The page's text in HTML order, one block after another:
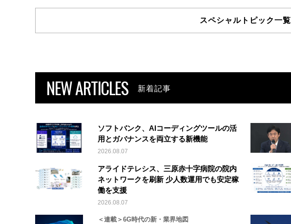
スペシャルトピック一覧
NEW ARTICLES 新着記事
ソフトバンク、AIコーディングツールの活
用とガバナンスを両立する新機能
2026.08.07
アライドテレシス、三原赤十字病院の院内
ネットワークを刷新 少人数運用でも安定稼
働を支援
2026.08.07
＜連載＞6G時代の新・業界地図